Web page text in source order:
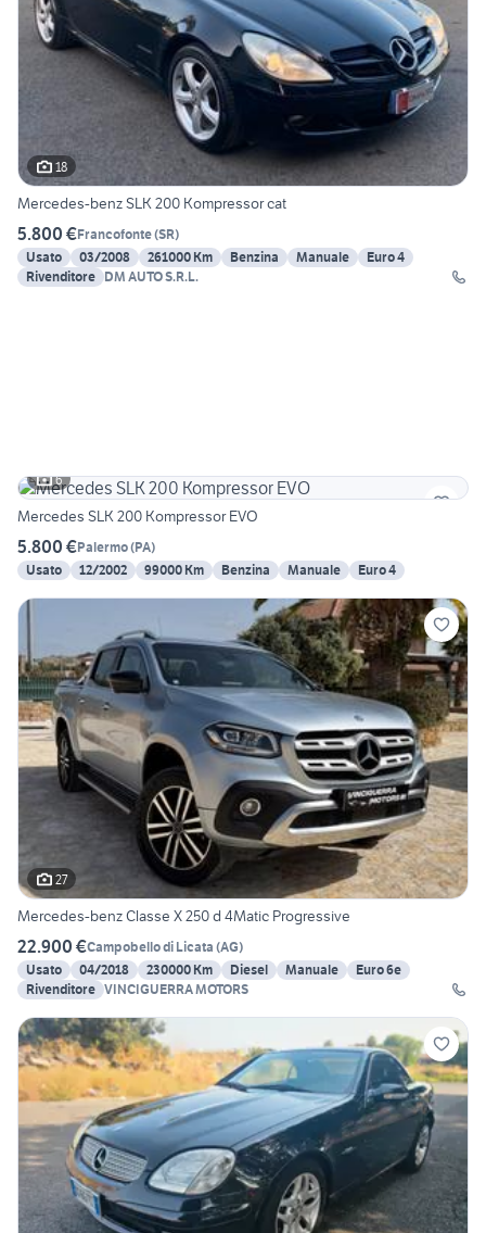
18
Mercedes-benz SLK 200 Kompressor cat
5.800 €Francofonte(SR)
Usato
03/2008 261000 Km Benzina Manuale
Euro 4
Rivenditore DM AUTO S.R.L.
6
Mercedes SLK 200 Kompressor EVO
5.800 €Palermo(PA)
Usato
12/2002 99000 Km Benzina Manuale Euro 4
27
Mercedes-benz Classe X 250 d 4Matic Progressive
22.900 €Campobello di Licata (AG)
Usato
04/2018 230000 Km Diesel Manuale
Euro 6e
Rivenditore VINCIGUERRA MOTORS